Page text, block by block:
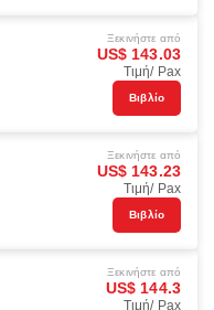
Ξεκινήστε από
US$ 143.03
Τιμή/ Pax
Βιβλίο
Ξεκινήστε από
US$ 143.23
Τιμή/ Pax
Βιβλίο
Ξεκινήστε από
US$ 144.3
Τιμή/ Pax